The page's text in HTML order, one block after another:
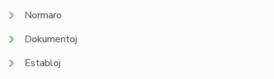
Normaro
Dokumentoj
Establoj